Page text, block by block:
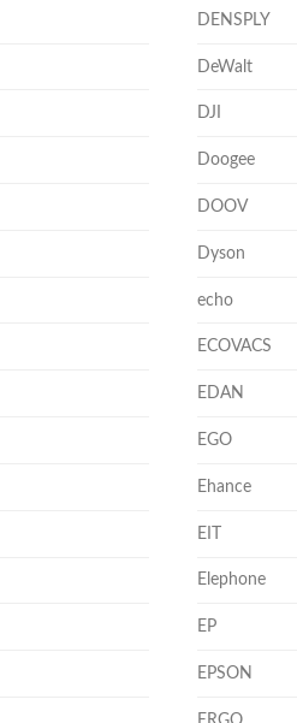
DENSPLY
DeWalt
DJI
Doogee
DOOV
Dyson
echo
ECOVACS
EDAN
EGO
Ehance
EIT
Elephone
EP
EPSON